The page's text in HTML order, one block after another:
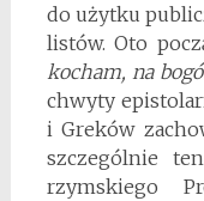
do użytku
listów. Oto
kocham, na
chwyty
i Greków
szczególnie
rzymskiego